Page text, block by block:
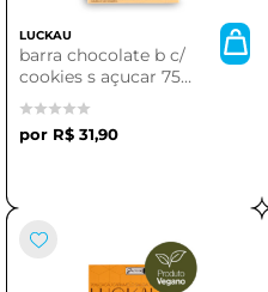
LUCKAU
barra chocolate b c/
cookies s açucar 75g
- luckau.
R$ 31,90